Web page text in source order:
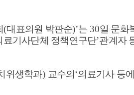
(대표의원 박판순)’는 30일 문화
료기사단체 정책연구단’관계자
위생학과) 교수의‘의료기사 등